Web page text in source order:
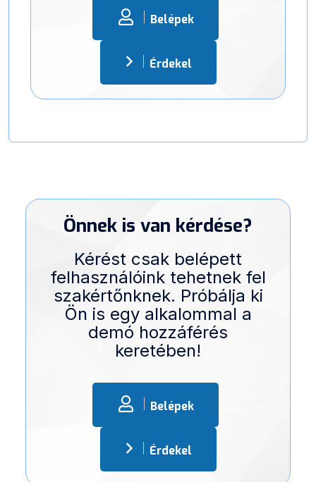
Belépek
Érdekel
Önnek is van kérdése?
Kérést csak belépett
felhasználóink tehetnek fel
szakértőnknek. Próbálja ki
Ön is egy alkalommal a
demó hozzáférés
keretében!
Belépek
Érdekel